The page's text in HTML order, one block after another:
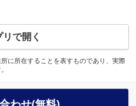
で開く
に所在することを表すものであり、実際